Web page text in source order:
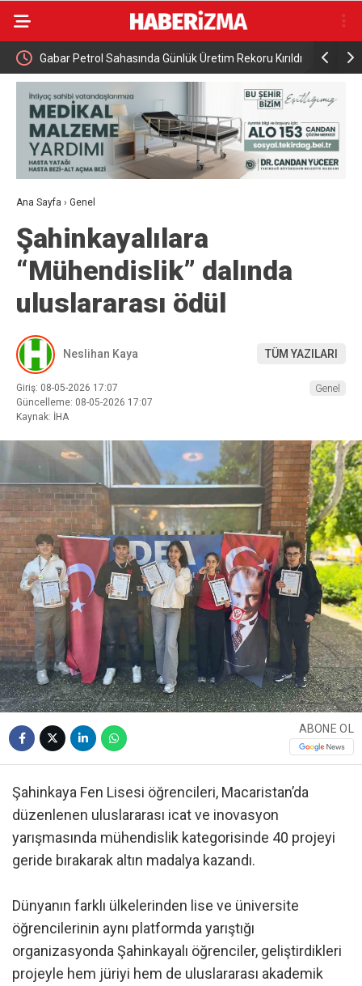
Gabar Petrol Sahasında Günlük Üretim Rekoru Kırıldı Kütahya
yapıldı
Ana Sayfa › Genel
Şahinkayalılara
“Mühendislik” dalında
uluslararası ödül
Neslihan Kaya TÜM YAZILARI
Giriş: 08-05-2026 17:07
Güncelleme: 08-05-2026 17:07
Kaynak: İHA
Genel
ABONE OL
Şahinkaya Fen Lisesi öğrencileri, Macaristan’da
düzenlenen uluslararası icat ve inovasyon
yarışmasında mühendislik kategorisinde 40 projeyi
geride bırakarak altın madalya kazandı.
Dünyanın farklı ülkelerinden lise ve üniversite
öğrencilerinin aynı platformda yarıştığı
organizasyonda Şahinkayalı öğrenciler, geliştirdikleri
projeyle hem jüriyi hem de uluslararası akademik